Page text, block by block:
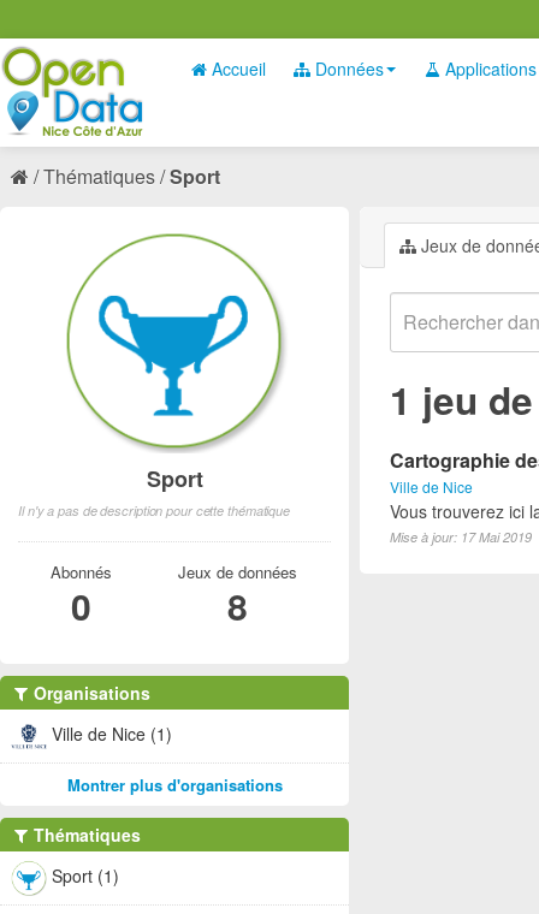
Accueil Données Applications
Thématiques Sport
Jeux de
1 jeu
Cartographie
Ville de Nice
Vous trouverez ici
Mise à jour: 17 Mai 2019
Sport
Il n'y a pas de description pour cette thématique
Abonnés
0
Jeux de données
8
Organisations
Ville de Nice (1)
Montrer plus d'organisations
Thématiques
Sport (1)